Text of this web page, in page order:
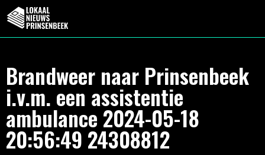
Brandweer naar Prinsenbeek
i.v.m. een assistentie
ambulance 2024-05-18
20:56:49 24308812